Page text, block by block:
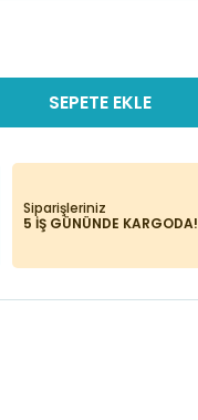
SEPETE EKLE
Siparişleriniz
5 İŞ GÜNÜNDE KARGODA!